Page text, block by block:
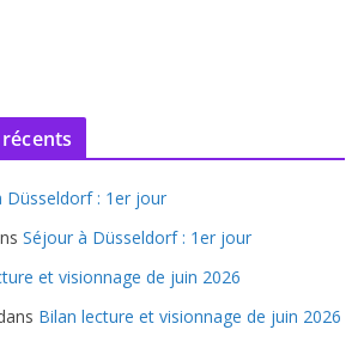
Düsseldorf : 1er jour
Séjour à Düsseldorf : 1er jour
et visionnage de juin 2026
Bilan lecture et visionnage de juin 2026